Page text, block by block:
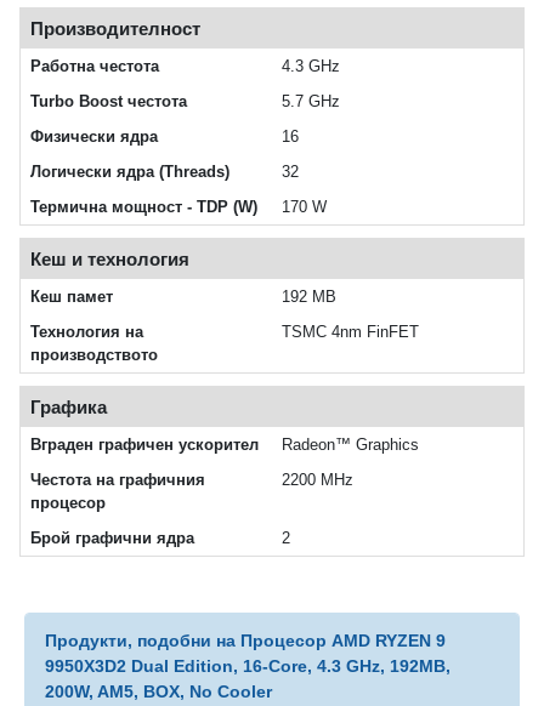
Производителност
Работна честота
4.3 GHz
Turbo Boost честота
5.7 GHz
Физически ядра
16
Логически ядра (Threads)
32
Термична мощност - TDP (W)
170 W
Кеш и технология
Кеш памет
192 MB
Технология на
производството
TSMC 4nm FinFET
Графика
Вграден графичен ускорител
Radeon™ Graphics
Честота на графичния
процесор
2200 MHz
Брой графични ядра 2
Продукти, подобни на Процесор AMD RYZEN 9
9950X3D2 Dual Edition, 16-Core, 4.3 GHz, 192MB,
200W, AM5, BOX, No Cooler